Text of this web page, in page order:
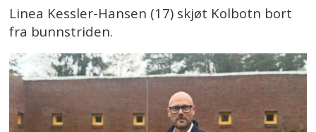
Linea Kessler-Hansen (17) skjøt Kolbotn bort
fra bunnstriden.